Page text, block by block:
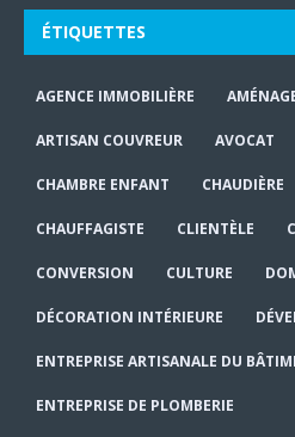
ÉTIQUETTES
AGENCE IMMOBILIÈRE
ARTISAN COUVREUR AVOCAT
CHAMBRE ENFANT CHAUDIÈRE
CHAUFFAGISTE CLIENTÈLE
CONVERSION CULTURE
DÉCORATION INTÉRIEURE
ENTREPRISE ARTISANALE DU
ENTREPRISE DE PLOMBERIE